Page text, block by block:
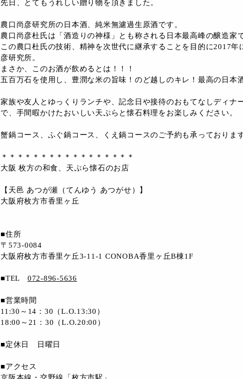
先日、とてもうれしい贈り物を頂きました。
農口尚彦研究所の日本酒、純米無濾過生原酒です。
農口尚彦杜氏は「酒造りの神様」とも称される日本最高峰の醸造家で
この農口杜氏の技術、精神を次世代に継承することを目的に2017年
彦研究所。
まさか、このお酒が飲めるとは！！！
五百万石を使用し、豊潤な米の旨味！のど越しのキレ！最高の日本
家族や友人とゆっくりランチや、記念日や接待のおもてなしディナ
で、手間暇かけたおいしい天ぷらと懐石料理をお楽しみください。
蟹鍋コース、ふぐ鍋コース、くえ鍋コースのご予約も承っておりま
＊＊＊＊＊＊＊＊＊＊＊＊＊＊＊＊＊
大阪 枚方の和食、天ぷら懐石のお店
【天邑 あつが瀬（てんゆう あつがせ）】
大阪府枚方市香里ヶ丘
■住所
〒573-0084
大阪府枚方市香里ケ丘3-11-1 CONOBA香里ヶ丘B棟1F
■TEL 072-896-5636
■営業時間
11:30～14：30（L.O.13:30）
18:00～21：30（L.O.20:00）
■定休日 日曜日
■アクセス
京阪本線・交野線「枚方市駅」、